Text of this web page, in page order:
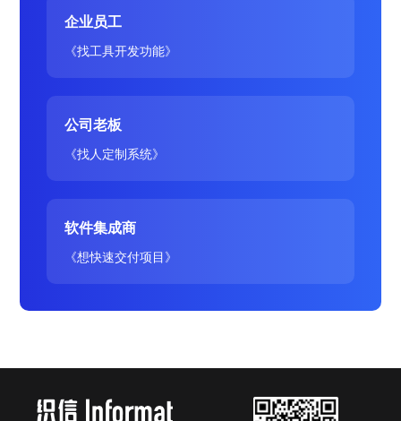
企业员工
《找工具开发功能》
公司老板
《找人定制系统》
软件集成商
《想快速交付项目》